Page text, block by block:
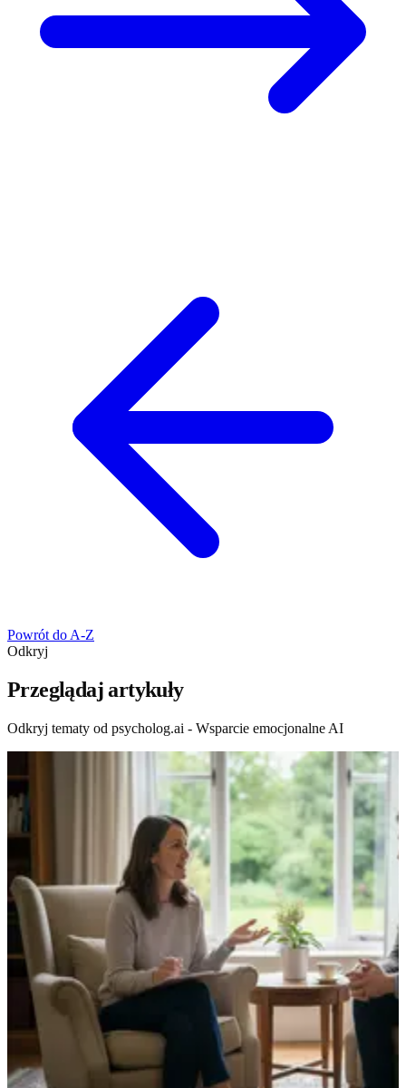
Powrót do A-Z
Odkryj
Przeglądaj artykuły
Odkryj tematy od psycholog.ai - Wsparcie emocjonalne AI